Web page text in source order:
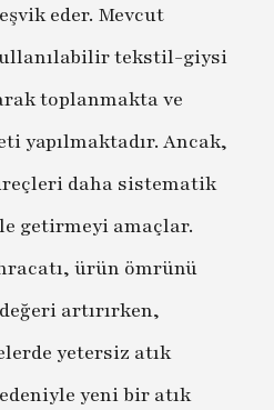
eder. Mevcut
tekstil-giysi
toplanmakta ve
yapılmaktadır. Ancak,
daha sistematik
getirmeyi amaçlar.
ürün ömrünü
artırırken,
yetersiz atık
yeni bir atık